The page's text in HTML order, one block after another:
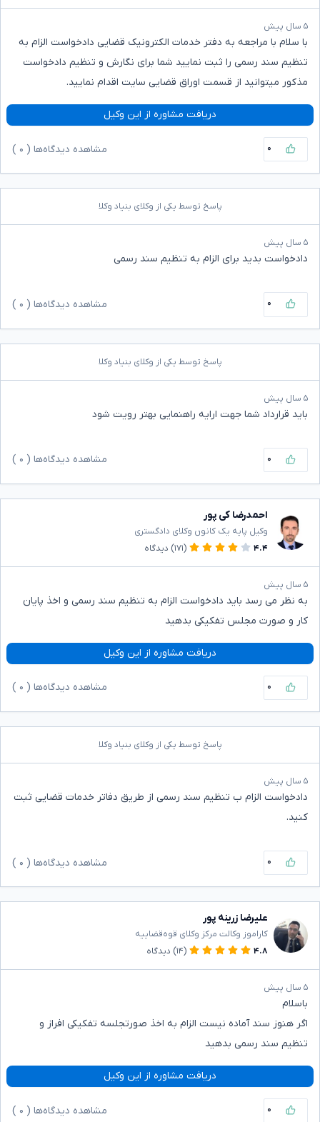
۵ سال پیش
با سلام با مراجعه به دفتر خدمات الکترونیک قضایی دادخواست الزام به
تنظیم سند رسمی را ثبت نمایید شما برای نگارش و تنظیم دادخواست
مذکور میتوانید از قسمت اوراق قضایی سایت اقدام نمایید.
دریافت مشاوره از این وکیل
۰ مشاهده دیدگاه‌ها ( ۰
پاسخ توسط یکی از وکلای بنیاد وکلا
۵ سال پیش
دادخواست بدید برای الزام به تنظیم سند رسمی
۰ مشاهده دیدگاه‌ها ( ۰
پاسخ توسط یکی از وکلای بنیاد وکلا
۵ سال پیش
باید قرارداد شما جهت ارایه راهنمایی بهتر رویت شود
۰ مشاهده دیدگاه‌ها ( ۰
احمدرضا کی پور
وکیل پایه یک کانون وکلای دادگستری
۴.۴
(۱۷۱) دیدگاه
۵ سال پیش
به نظر می رسد باید دادخواست الزام به تنظیم سند رسمی و اخذ پایان
کار و صورت مجلس تفکیکی بدهید
دریافت مشاوره از این وکیل
۰ مشاهده دیدگاه‌ها ( ۰
پاسخ توسط یکی از وکلای بنیاد وکلا
۵ سال پیش
دادخواست الزام ب تنظیم سند رسمی از طریق دفاتر خدمات قضایی ثبت
کنید.
۰ مشاهده دیدگاه‌ها ( ۰
علیرضا زرینه پور
کاراموز وکالت مرکز وکلای قوه‌قضاییه
۴.۸
(۱۴) دیدگاه
۵ سال پیش
باسلام
اگر هنوز سند آماده نیست الزام به اخذ صورتجلسه تفکیکی افراز و
تنظیم سند رسمی بدهید
دریافت مشاوره از این وکیل
۰ مشاهده دیدگاه‌ها ( ۰